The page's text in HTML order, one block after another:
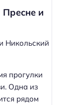
и
прогулки
Одна из
рядом